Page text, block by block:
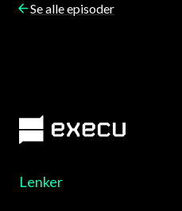
Se alle episoder
Lenker